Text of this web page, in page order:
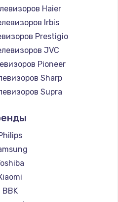
NFC
руб.
контроллера
Wi-Fi
руб.
Haier
Irbis
Prestigio
JVC
Pioneer
Sharp
Supra
Hisense
Daewoo
Centek
Telefunken
Hyundai
Doffler
BBK